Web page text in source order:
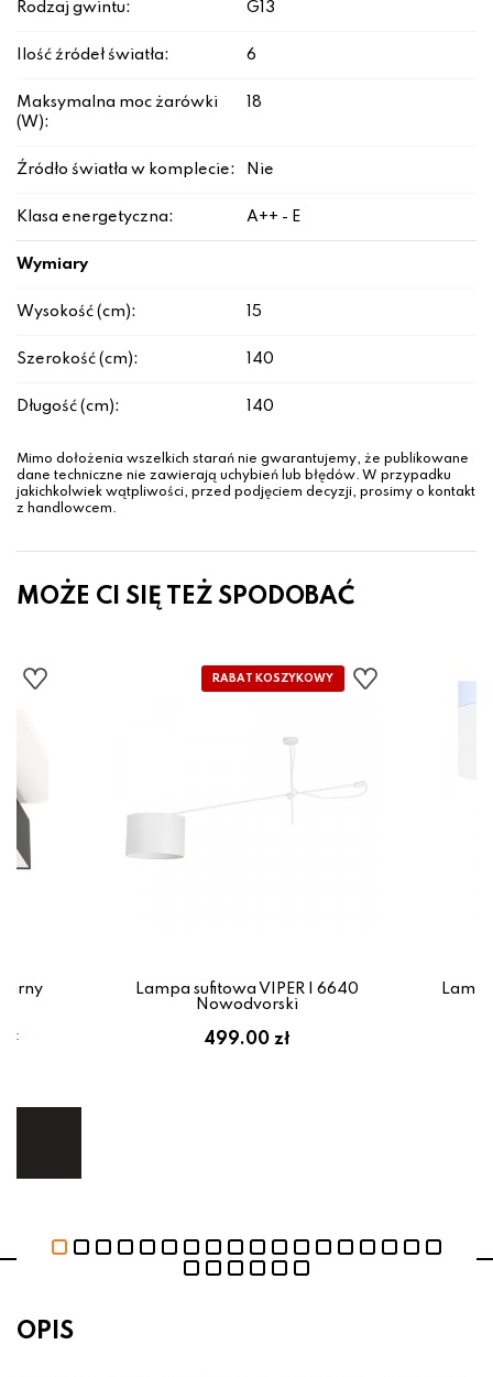
Rodzaj gwintu: G13
Ilość źródeł światła: 6
Maksymalna moc żarówki
(W):
18
Źródło światła w komplecie: Nie
Klasa energetyczna: A++ - E
Wymiary
Wysokość (cm): 15
Szerokość (cm): 140
Długość (cm): 140
Mimo dołożenia wszelkich starań nie gwarantujemy, że publikowane
dane techniczne nie zawierają uchybień lub błędów. W przypadku
jakichkolwiek wątpliwości, przed podjęciem decyzji, prosimy o kontakt
z handlowcem.
MOŻE CI SIĘ TEŻ SPODOBAĆ
Lampa sufitowa VIPER I 6640
Nowodvorski
499.00 zł
OPIS